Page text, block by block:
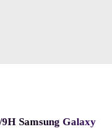
Samsung Galaxy